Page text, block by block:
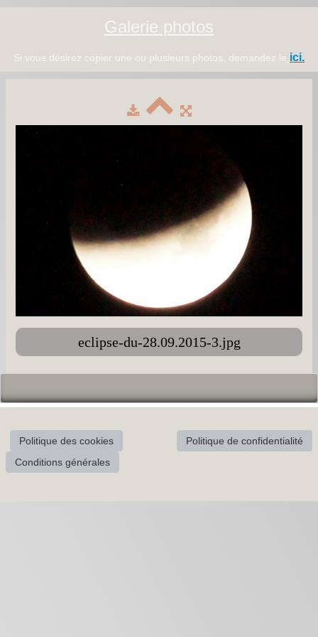
Galerie photos
Si vous désirez copier une ou plusieurs photos, demandez le ici.
eclipse-du-28.09.2015-3.jpg
Politique des cookies
Politique de confidentialité
Conditions générales